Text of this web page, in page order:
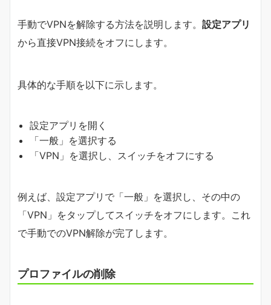
手動でVPNを解除する方法を説明します。 設定アプリ
から直接VPN接続をオフにします。
具体的な手順を以下に示します。
設定アプリを開く
「一般」を選択する
「VPN」を選択し、スイッチをオフにする
例えば、設定アプリで「一般」を選択し、その中の
「VPN」をタップしてスイッチをオフにします。これ
で手動でのVPN解除が完了します。
プロファイルの削除